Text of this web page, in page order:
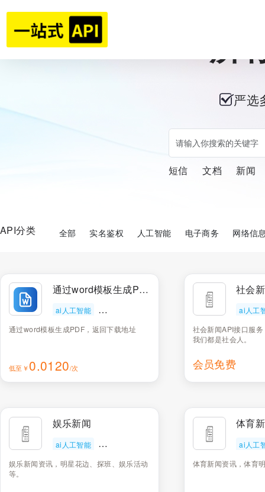
所
严选
短信 文档 新闻
API分类 全部 实名鉴权 人工智能 电子商务 网络信
通过word模板生成PDF
ai人工智能
写作质量评估
通过word模板生成PDF，返回下载地址
低至￥ 0.0120/次
社会
ai人工
社会新闻API接口服
我们都是社会人。
会员免费
娱乐新闻
ai人工智能
写作质量评估
娱乐新闻资讯，明星花边、探班、娱乐活动
等。
体育
ai人工
体育新闻资讯，体育